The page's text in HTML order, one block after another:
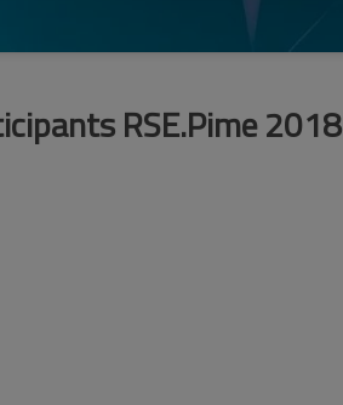
RSE.Pime 2018